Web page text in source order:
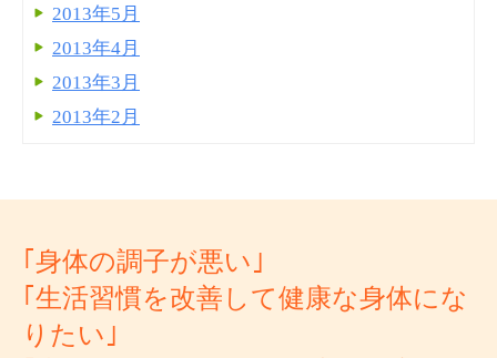
2013年5月
2013年4月
2013年3月
2013年2月
｢身体の調子が悪い｣
｢生活習慣を改善して健康な身体にな
りたい｣